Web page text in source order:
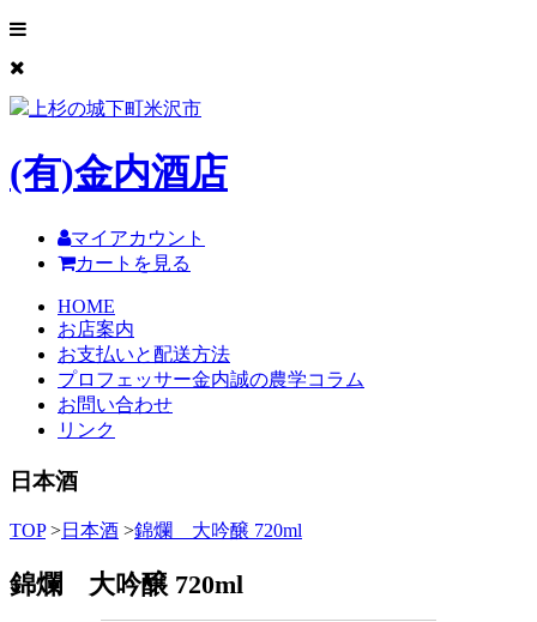
上杉の城下町米沢市
(有)金内酒店
マイアカウント
カートを見る
HOME
お店案内
お支払いと配送方法
プロフェッサー金内誠の農学コラム
お問い合わせ
リンク
日本酒
TOP >日本酒 >錦爛 大吟醸 720ml
錦爛 大吟醸 720ml